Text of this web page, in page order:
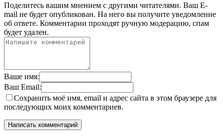
Поделитесь вашим мнением с другими читателями. Ваш E-
mail не будет опубликован. На него вы получите уведомление
об ответе. Комментарии проходят ручную модерацию, спам
будет удален.
Ваше имя:
Ваш Email:
Сохранить моё имя, email и адрес сайта в этом браузере для
последующих моих комментариев.